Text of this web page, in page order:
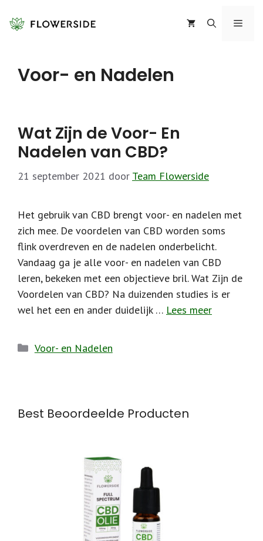
naar
Menu
Voor- en Nadelen
Wat Zijn de Voor- En
Nadelen van CBD?
21 september 2021 door Team Flowerside
Het gebruik van CBD brengt voor- en nadelen met
zich mee. De voordelen van CBD worden soms
flink overdreven en de nadelen onderbelicht.
Vandaag ga je alle voor- en nadelen van CBD
leren, bekeken met een objectieve bril. Wat Zijn de
Voordelen van CBD? Na duizenden studies is er
wel het een en ander duidelijk … Lees meer
Categorieën
Voor- en Nadelen
Best Beoordeelde Producten